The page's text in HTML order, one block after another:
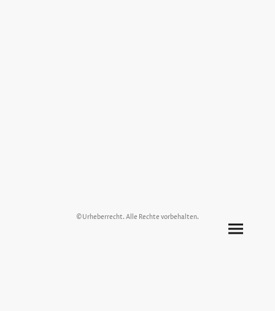
©Urheberrecht. Alle Rechte vorbehalten.